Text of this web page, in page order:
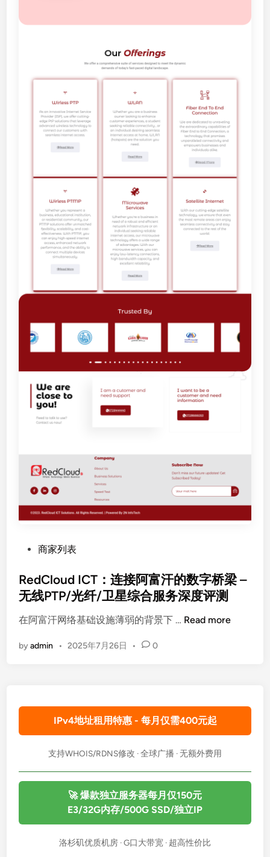
s
t
d
n
商家列表
RedCloud ICT：连接阿富汗的数字桥梁 –
无线PTP/光纤/卫星综合服务深度评测
在阿富汗网络基础设施薄弱的背景下 … R
u
d
I
C
：
连
接
阿
富
Read more
byadmin • 2025年7月26日 • 0
IPv4地址租用特惠 - 每月仅需400元起
支持WHOIS/RDNS修改 · 全球广播 · 无额外费用
🚀 爆款独立服务器每月仅150元
E3/32G内存/500G SSD/独立IP
洛杉矶优质机房 · G口大带宽 · 超高性价比